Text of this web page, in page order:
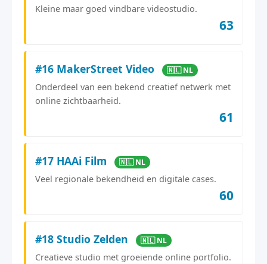
Kleine maar goed vindbare videostudio.
63
#16 MakerStreet Video 🇳🇱 NL
Onderdeel van een bekend creatief netwerk met
online zichtbaarheid.
61
#17 HAAi Film 🇳🇱 NL
Veel regionale bekendheid en digitale cases.
60
#18 Studio Zelden 🇳🇱 NL
Creatieve studio met groeiende online portfolio.